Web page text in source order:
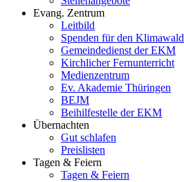
Evang. Zentrum
Leitbild
Spenden für den Klimawald
Gemeindedienst der EKM
Kirchlicher Fernunterricht
Medienzentrum
Ev. Akademie Thüringen
BEJM
Beihilfestelle der EKM
Übernachten
Gut schlafen
Preislisten
Tagen & Feiern
Tagen & Feiern